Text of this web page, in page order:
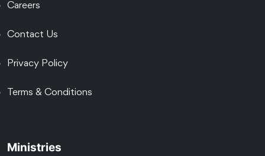
Careers
Contact Us
Privacy Policy
Terms & Conditions
Ministries